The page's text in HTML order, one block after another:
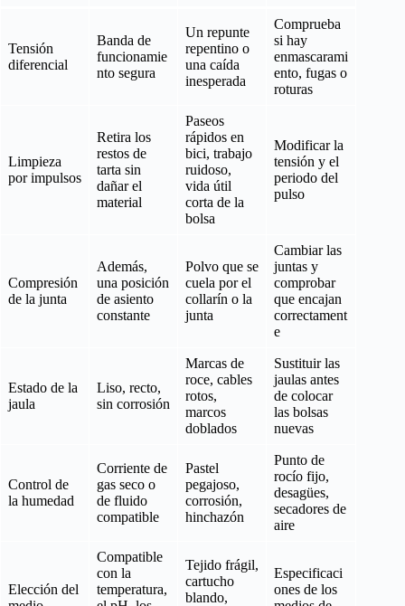
Tensión
diferencial
Banda de
funcionamie
nto segura
Un repunte
repentino o
una caída
inesperada
Comprueba
si hay
enmascarami
ento, fugas o
roturas
Limpieza
por impulsos
Retira los
restos de
tarta sin
dañar el
material
Paseos
rápidos en
bici, trabajo
ruidoso,
vida útil
corta de la
bolsa
Modificar la
tensión y el
periodo del
pulso
Compresión
de la junta
Además,
una posición
de asiento
constante
Polvo que se
cuela por el
collarín o la
junta
Cambiar las
juntas y
comprobar
que encajan
correctament
e
Estado de la
jaula
Liso, recto,
sin corrosión
Marcas de
roce, cables
rotos,
marcos
doblados
Sustituir las
jaulas antes
de colocar
las bolsas
nuevas
Control de
la humedad
Corriente de
gas seco o
de fluido
compatible
Pastel
pegajoso,
corrosión,
hinchazón
Punto de
rocío fijo,
desagües,
secadores de
aire
Elección del
Compatible
con la
temperatura,
Tejido frágil,
cartucho
blando,
Especificaci
ones de los